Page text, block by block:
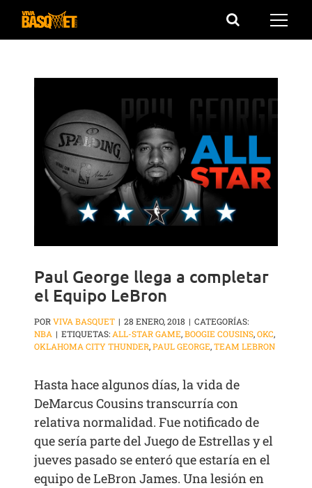
Saltar
Paul George llega a completar
el Equipo LeBron
PORVIVA BASQUET | 28 ENERO, 2018 | CATEGORÍAS:
NBA | ETIQUETAS:ALL-STAR GAME,BOOGIE COUSINS,OKC,
OKLAHOMA CITY THUNDER,PAUL GEORGE,TEAM LEBRON
Hasta hace algunos días, la vida de
DeMarcus Cousins transcurría con
relativa normalidad. Fue notificado de
que sería parte del Juego de Estrellas y el
jueves pasado se enteró que estaría en el
equipo de LeBron James. Una lesión en